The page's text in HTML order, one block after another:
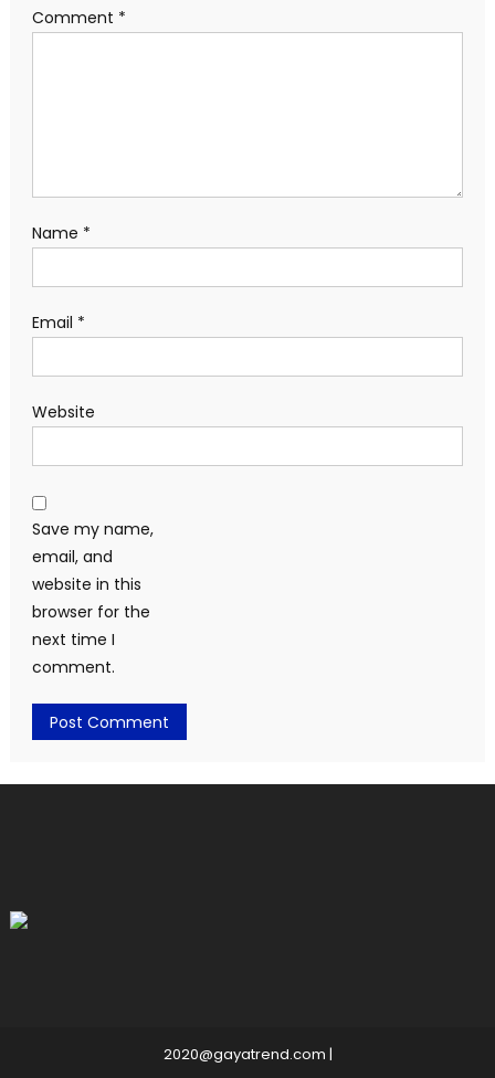
Comment *
Name *
Email *
Website
Save my name,
email, and
website in this
browser for the
next time I
comment.
2020@gayatrend.com |